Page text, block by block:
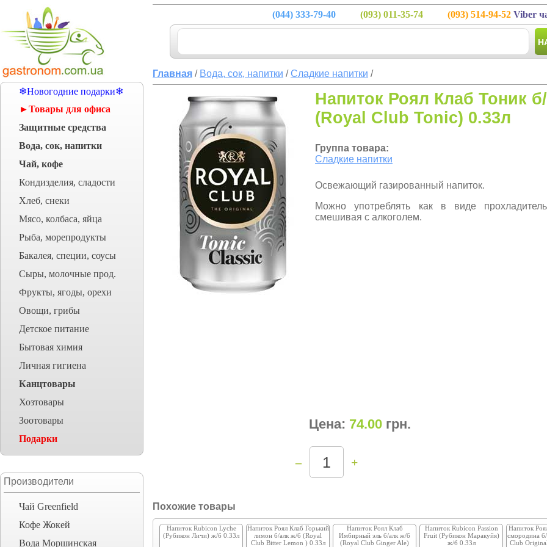
❄Новогодние подарки❄
►Товары для офиса
Защитные средства
Вода, сок, напитки
Чай, кофе
Кондизделия, сладости
Хлеб, снеки
Мясо, колбаса, яйца
Рыба, морепродукты
Бакалея, специи, соусы
Сыры, молочные прод.
Фрукты, ягоды, орехи
Овощи, грибы
Детское питание
Бытовая химия
Личная гигиена
Канцтовары
Хозтовары
Зоотовары
Подарки
Производители
Чай Greenfield
Кофе Жокей
Вода Моршинская
(044) 333-79-40 (093) 011-35-74 (093) 514-94-52 Viber
Главная / Вода, сок, напитки /Сладкие напитки /
Напиток Роял Клаб Тоник
(Royal Club Tonic) 0.33л
Группа товара:
Сладкие напитки
Освежающий газированный напиток.
Можно употреблять как в виде
смешивая с алкоголем.
Цена: 74.00 грн.
– +
Похожие товары
Напиток Rubicon Lyche
(Рубикон Личи) ж/б 0.33л
Напиток Роял Клаб Горький
лимон б/алк ж/б (Royal
Club Bitter Lemon ) 0.33л
Напиток Роял Клаб
Имбирный эль б/алк ж/б
(Royal Club Ginger Ale)
Напиток Rubicon Passion
Fruit (Рубикон Маракуйя)
ж/б 0.33л
Напиток
смородина
Club